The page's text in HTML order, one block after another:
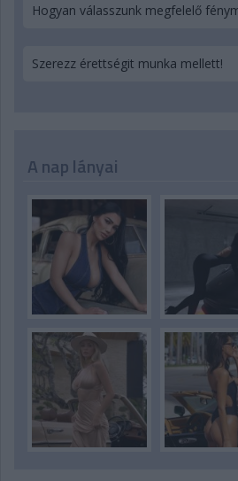
Hogyan válasszunk megfelelő
Szerezz érettségit munka mellett!
A nap lányai